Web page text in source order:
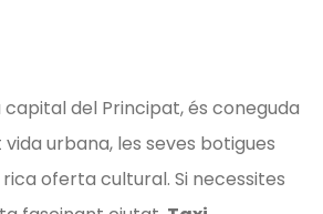
del Principat, és coneguda
urbana, les seves botigues
oferta cultural. Si necessites